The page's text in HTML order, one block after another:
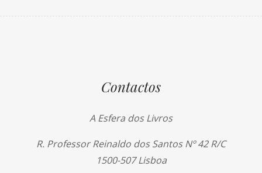
Contactos
A Esfera dos Livros
R. Professor Reinaldo dos Santos Nº 42 R/C
1500-507 Lisboa